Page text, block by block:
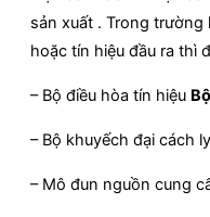
sản xuất . Trong
hoặc tín hiệu đầu ra thì
– Bộ điều hòa tín hiệu
– Bộ khuyếch đại cách ly
– Mô đun nguồn cung